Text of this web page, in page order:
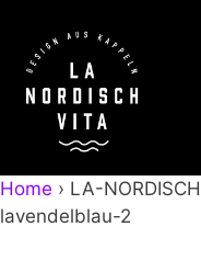
Inhalt
springen
Home › LA-
lavendelblau-2